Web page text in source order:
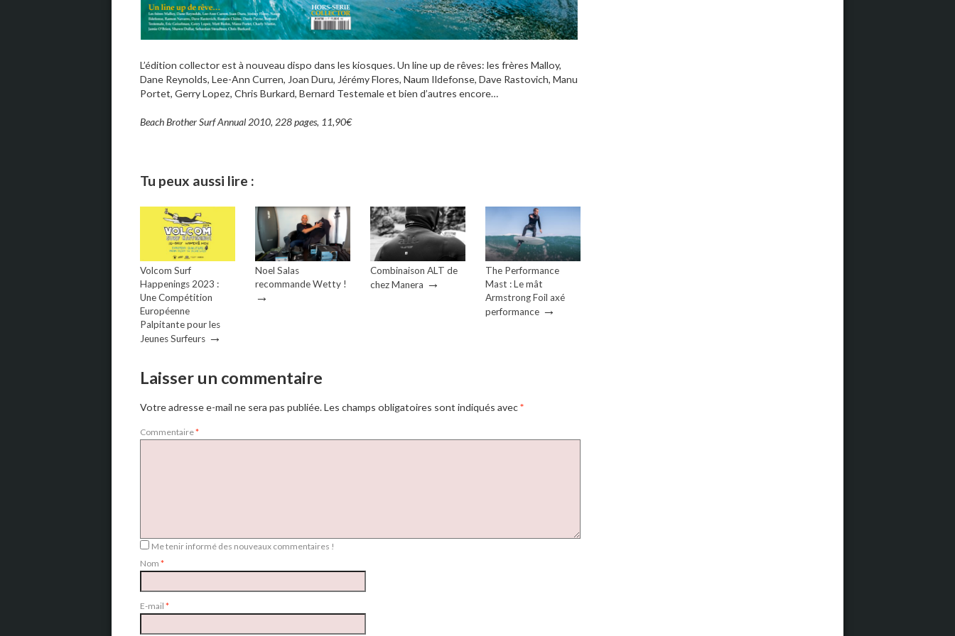
L’édition collector est à nouveau dispo dans les kiosques. Un line up de rêves: les frères Malloy,
Dane Reynolds, Lee-Ann Curren, Joan Duru, Jérémy Flores, Naum Ildefonse, Dave Rastovich, Manu
Portet, Gerry Lopez, Chris Burkard, Bernard Testemale et bien d’autres encore…
Beach Brother Surf Annual 2010, 228 pages, 11,90€
Tu peux aussi lire :
Volcom Surf
Happenings 2023 :
Une Compétition
Européenne
Palpitante pour les
Jeunes Surfeurs →
Noel Salas
recommande Wetty !
→
Combinaison ALT de
chez Manera →
The Performance
Mast : Le mât
Armstrong Foil axé
performance →
Laisser un commentaire
Votre adresse e-mail ne sera pas publiée.Les champs obligatoires sont indiqués avec*
Commentaire*
Me tenir informé des nouveaux commentaires !
Nom *
E-mail *